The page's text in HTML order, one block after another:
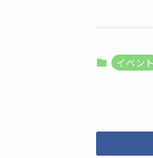
イベント